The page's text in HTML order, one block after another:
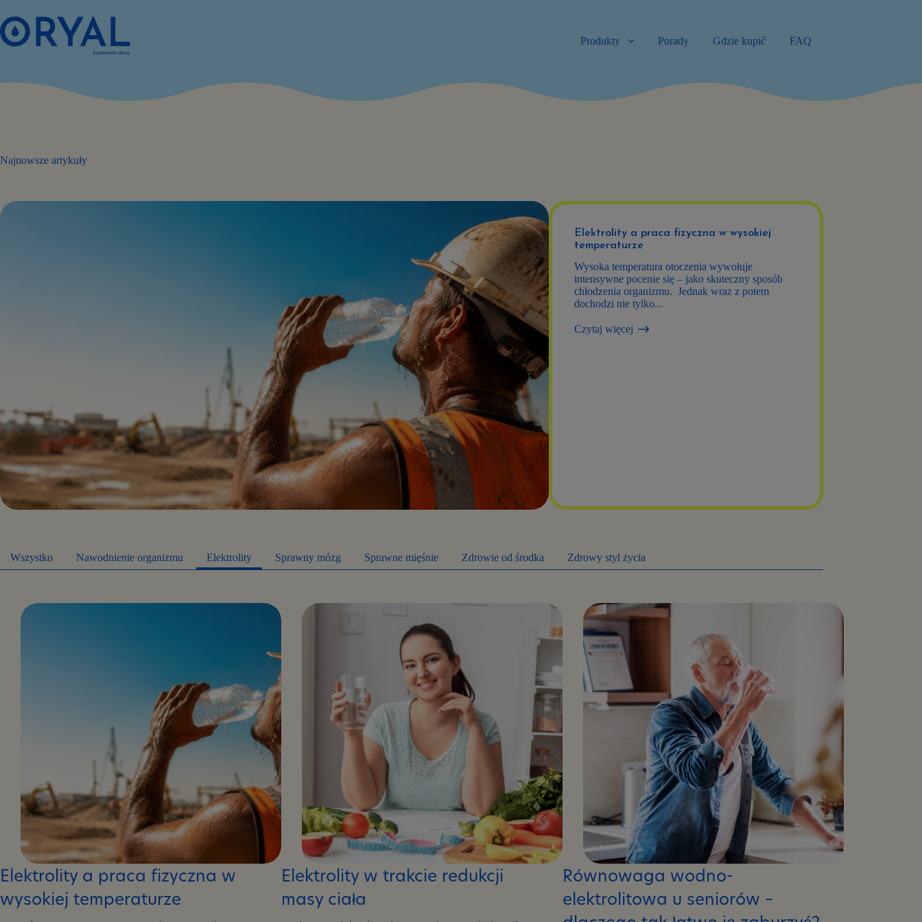
do
treści
Produkty
Porady Gdzie kupić FAQ
Najnowsze artykuły
Elektrolity a praca fizyczna w wysokiej
temperaturze
Wysoka temperatura otoczenia wywołuje
intensywne pocenie się – jako skuteczny sposób
chłodzenia organizmu. Jednak wraz z potem
dochodzi nie tylko...
Czytaj więcej
Wszystko Nawodnienie organizmu Elektrolity Sprawny mózg Sprawne mięśnie Zdrowie od środka Zdrowy styl życia
Elektrolity a praca fizyczna w
wysokiej temperaturze
Elektrolity w trakcie redukcji
masy ciała
Równowaga wodno-
elektrolitowa u seniorów –